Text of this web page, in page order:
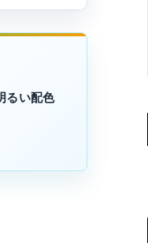
るい配色